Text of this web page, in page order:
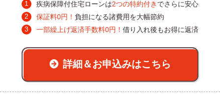
疾病保障付住宅ローンは2つの特約付き でさらに安心
保証料0円！ 負担になる諸費用を大幅節約
一部繰上げ返済手数料0円！ 借り入れ後もお得に返済
詳細＆お申込みはこちら